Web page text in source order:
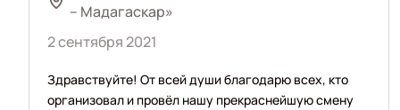
– Мадагаскар»
2 сентября 2021
Здравствуйте! От всей души благодарю всех, кто
организовал и провёл нашу прекраснейшую смену